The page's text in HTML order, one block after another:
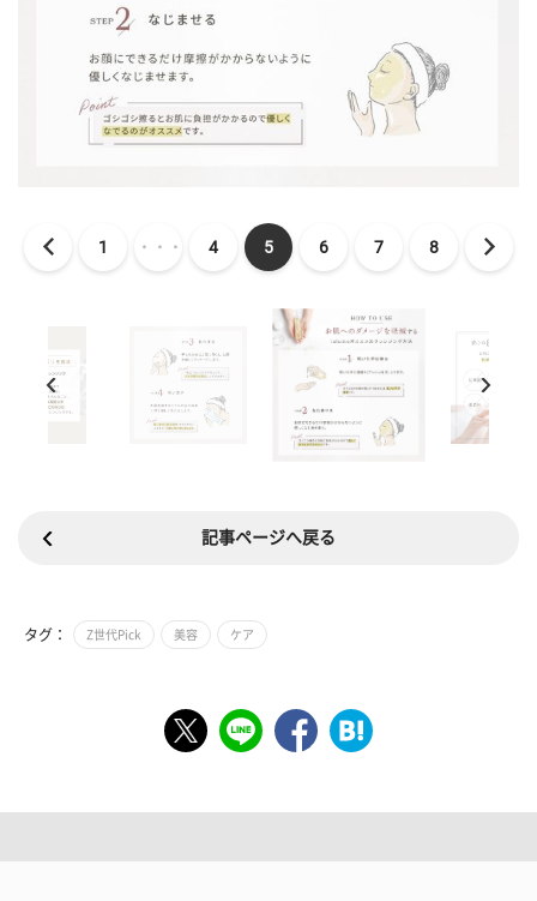
1 ・・・ 4 5 6 7 8
記事ページへ戻る
タグ： Z世代Pick 美容 ケア